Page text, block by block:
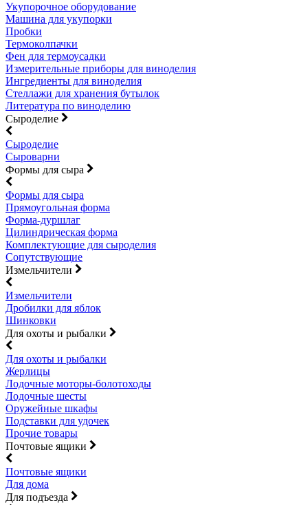
Укупорочное оборудование
Машина для укупорки
Пробки
Термоколпачки
Фен для термоусадки
Измерительные приборы для виноделия
Ингредиенты для виноделия
Стеллажи для хранения бутылок
Литература по виноделию
Сыроделие
Сыроделие
Сыроварни
Формы для сыра
Формы для сыра
Прямоугольная форма
Форма-дуршлаг
Цилиндрическая форма
Комплектующие для сыроделия
Сопутствующие
Измельчители
Измельчители
Дробилки для яблок
Шинковки
Для охоты и рыбалки
Для охоты и рыбалки
Жерлицы
Лодочные моторы-болотоходы
Лодочные шесты
Оружейные шкафы
Подставки для удочек
Прочие товары
Почтовые ящики
Почтовые ящики
Для дома
Для подъезда